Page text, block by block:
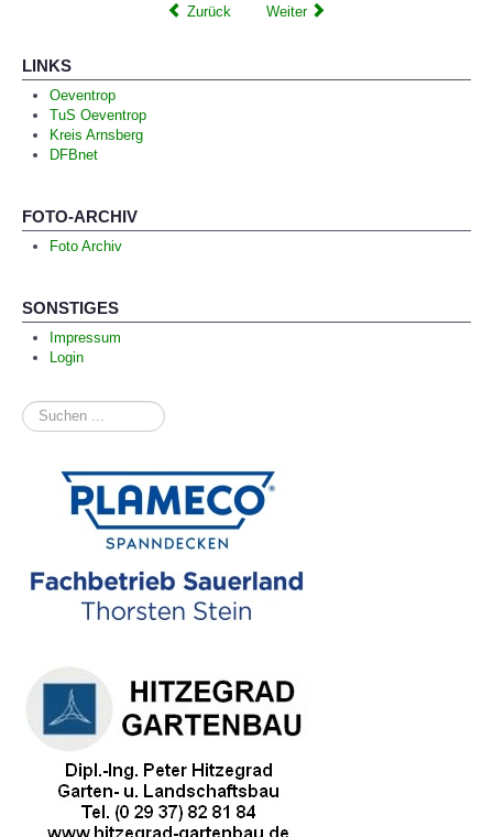
Zurück Weiter
LINKS
Oeventrop
TuS Oeventrop
Kreis Arnsberg
DFBnet
FOTO-ARCHIV
Foto Archiv
SONSTIGES
Impressum
Login
Suchen
...